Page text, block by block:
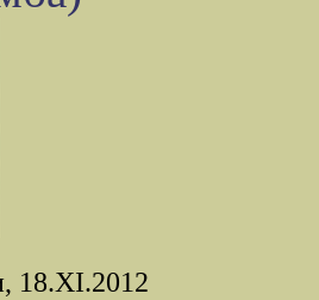
18.XI.2012